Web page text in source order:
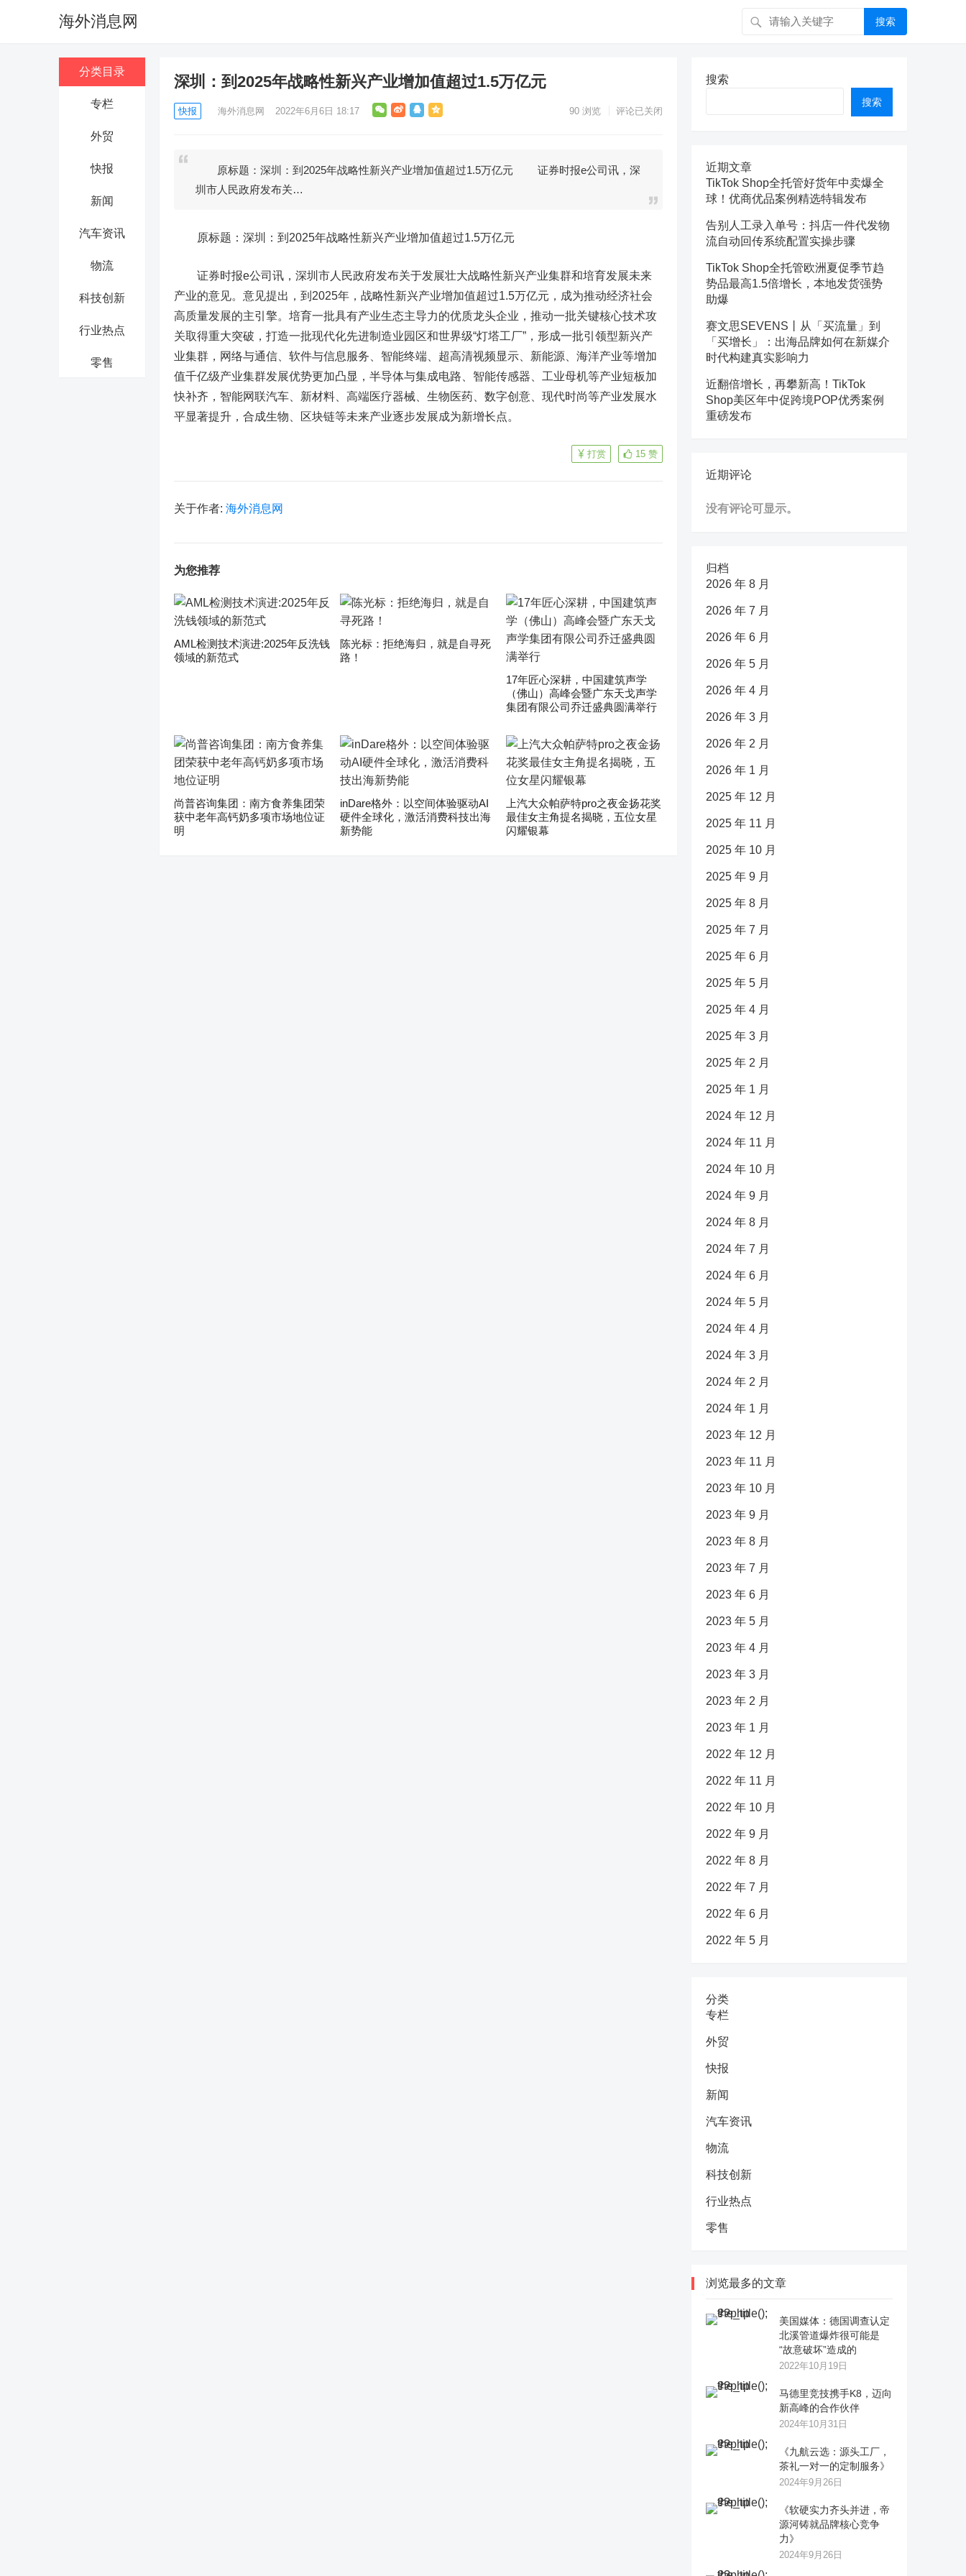
海外消息网 搜索
分类目录
专栏
外贸
快报
新闻
汽车资讯
物流
科技创新
行业热点
零售
深圳：到2025年战略性新兴产业增加值超过1.5万亿元
快报 海外消息网 2022年6月6日 18:17 90 浏览 评论已关闭
原标题：深圳：到2025年战略性新兴产业增加值超过1.5万亿元 证券时报e公司讯，深
圳市人民政府发布关…
原标题：深圳：到2025年战略性新兴产业增加值超过1.5万亿元
证券时报e公司讯，深圳市人民政府发布关于发展壮大战略性新兴产业集群和培育发展未来
产业的意见。意见提出，到2025年，战略性新兴产业增加值超过1.5万亿元，成为推动经济社会
高质量发展的主引擎。培育一批具有产业生态主导力的优质龙头企业，推动一批关键核心技术攻
关取得重大突破，打造一批现代化先进制造业园区和世界级“灯塔工厂”，形成一批引领型新兴产
业集群，网络与通信、软件与信息服务、智能终端、超高清视频显示、新能源、海洋产业等增加
值千亿级产业集群发展优势更加凸显，半导体与集成电路、智能传感器、工业母机等产业短板加
快补齐，智能网联汽车、新材料、高端医疗器械、生物医药、数字创意、现代时尚等产业发展水
平显著提升，合成生物、区块链等未来产业逐步发展成为新增长点。
15 赞
打赏
关于作者: 海外消息网
为您推荐
AML检测技术演进:2025年反洗钱
领域的新范式
陈光标：拒绝海归，就是自寻死
路！
17年匠心深耕，中国建筑声学
（佛山）高峰会暨广东天戈声学
集团有限公司乔迁盛典圆满举行
尚普咨询集团：南方食养集团荣
获中老年高钙奶多项市场地位证
明
inDare格外：以空间体验驱动AI
硬件全球化，激活消费科技出海
新势能
上汽大众帕萨特pro之夜金扬花奖
最佳女主角提名揭晓，五位女星
闪耀银幕
搜索
搜索
近期文章
TikTok Shop全托管好货年中卖爆全
球！优商优品案例精选特辑发布
告别人工录入单号：抖店一件代发物
流自动回传系统配置实操步骤
TikTok Shop全托管欧洲夏促季节趋
势品最高1.5倍增长，本地发货强势
助爆
赛文思SEVENS丨从「买流量」到
「买增长」：出海品牌如何在新媒介
时代构建真实影响力
近翻倍增长，再攀新高！TikTok
Shop美区年中促跨境POP优秀案例
重磅发布
近期评论
没有评论可显示。
归档
2026 年 8 月
2026 年 7 月
2026 年 6 月
2026 年 5 月
2026 年 4 月
2026 年 3 月
2026 年 2 月
2026 年 1 月
2025 年 12 月
2025 年 11 月
2025 年 10 月
2025 年 9 月
2025 年 8 月
2025 年 7 月
2025 年 6 月
2025 年 5 月
2025 年 4 月
2025 年 3 月
2025 年 2 月
2025 年 1 月
2024 年 12 月
2024 年 11 月
2024 年 10 月
2024 年 9 月
2024 年 8 月
2024 年 7 月
2024 年 6 月
2024 年 5 月
2024 年 4 月
2024 年 3 月
2024 年 2 月
2024 年 1 月
2023 年 12 月
2023 年 11 月
2023 年 10 月
2023 年 9 月
2023 年 8 月
2023 年 7 月
2023 年 6 月
2023 年 5 月
2023 年 4 月
2023 年 3 月
2023 年 2 月
2023 年 1 月
2022 年 12 月
2022 年 11 月
2022 年 10 月
2022 年 9 月
2022 年 8 月
2022 年 7 月
2022 年 6 月
2022 年 5 月
分类
专栏
外贸
快报
新闻
汽车资讯
物流
科技创新
行业热点
零售
浏览最多的文章
美国媒体：德国调查认定
北溪管道爆炸很可能是
“故意破坏”造成的
2022年10月19日
马德里竞技携手K8，迈向
新高峰的合作伙伴
2024年10月31日
《九航云选：源头工厂，
茶礼一对一的定制服务》
2024年9月26日
《软硬实力齐头并进，帝
源河铸就品牌核心竞争
力》
2024年9月26日